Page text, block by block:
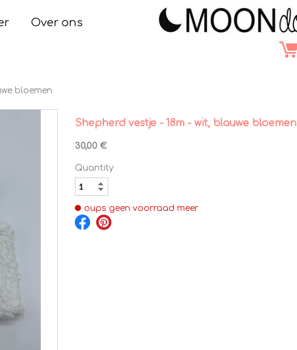
Over ons
bloemen
Shepherd vestje - 18m - wit, blauwe bloemen
30,00 €
Quantity
oups geen voorraad meer